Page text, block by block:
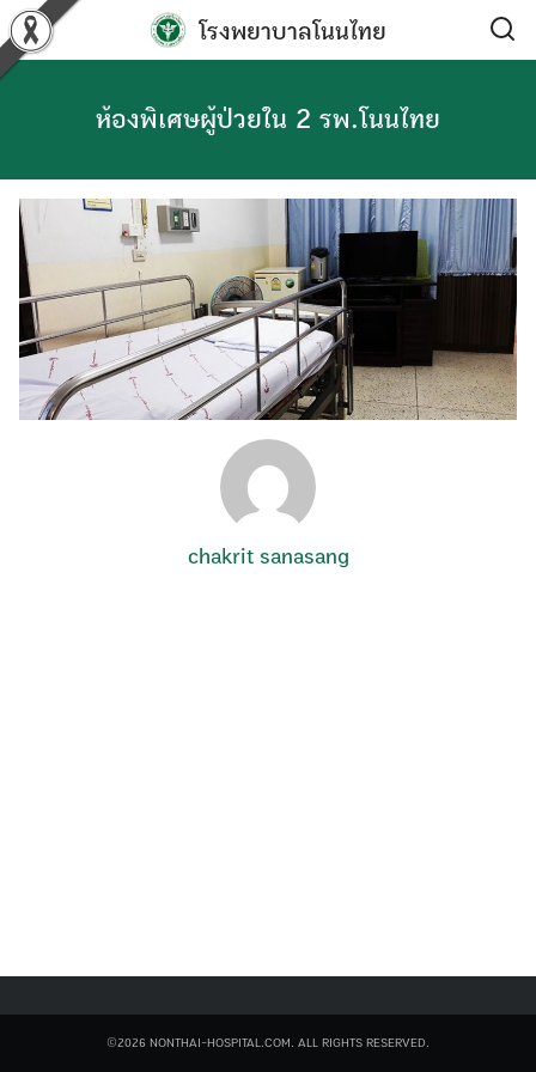
Skip
to
content
โรงพยาบาลโนนไทย
ห้องพิเศษผู้ป่วยใน 2 รพ.โนนไทย
chakrit sanasang
©2026 NONTHAI-HOSPITAL.COM. ALL RIGHTS RESERVED.